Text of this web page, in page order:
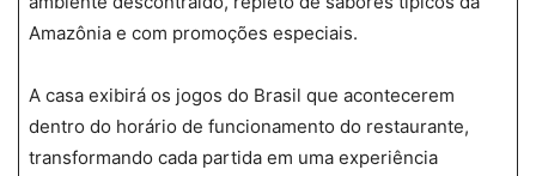
Amazônia e com promoções especiais.
A casa exibirá os jogos do Brasil que acontecerem
dentro do horário de funcionamento do restaurante,
transformando cada partida em uma experiência